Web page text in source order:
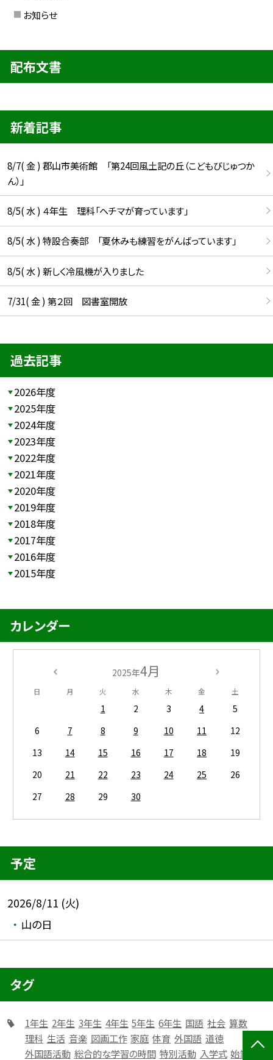
お知らせ
配布文書
新着記事
8/7( 金 ) 郡山市美術館 「第24回風土記の丘（こどもびじゅつか
ん）」
8/5( 水 ) ４年生 理科「ヘチマが育っています」
8/5( 水 ) 特設合奏部 「夏休みも練習をがんばっています」
8/5( 水 ) 新しく冷風機が入りました
7/31( 金 ) 第２回 図書室開放
過去記事
2026年度
2025年度
2024年度
2023年度
2022年度
2021年度
2020年度
2019年度
2018年度
2017年度
2016年度
2015年度
カレンダー
2025年4月
日 月 火 水 木 金 土
1 2 3 4
5
6
7 8 9 10 11
12
13
14 15 16 17 18
19
20
21 22 23 24 25
26
27
28 29 30
予定
2026/8/11 (火)
山の日
タグ
1年生 2年生 3年生 4年生 5年生 6年生 国語 社会 算数
理科 生活 音楽 図画工作 家庭 体育 外国語 道徳
外国語活動 総合的な学習の時間 特別活動 入学式 始業式